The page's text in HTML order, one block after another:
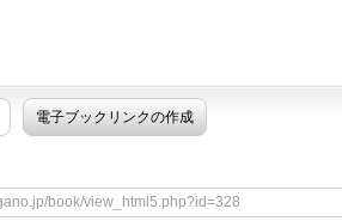
電子ブックリンクの作成
book/view_html5.php?id=328